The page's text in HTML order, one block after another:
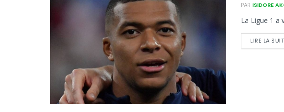
PAR ISIDORE
La Ligue 1 a
LIRE LA